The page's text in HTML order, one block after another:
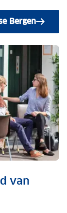
Bergen
Bergen
van